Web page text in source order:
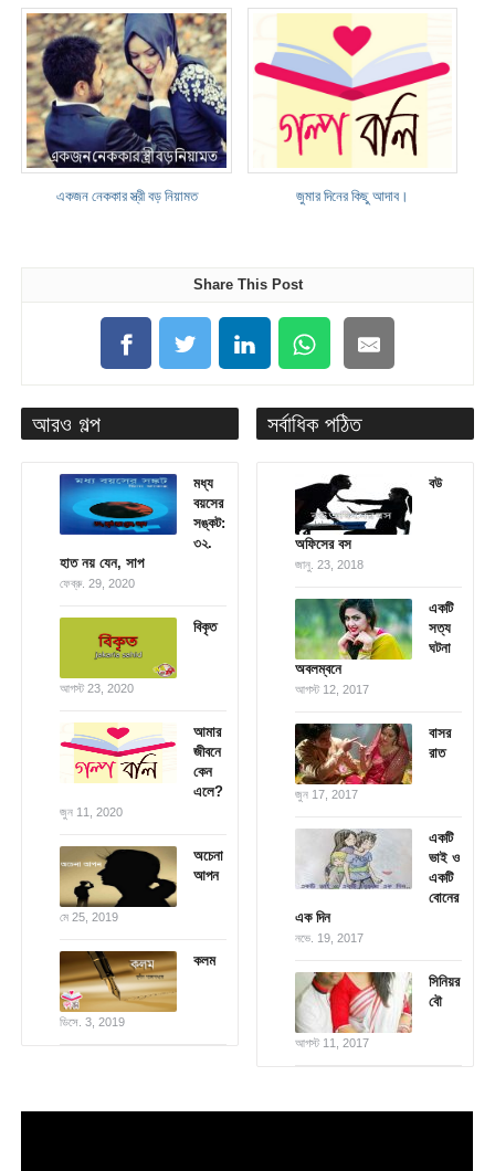
একজন নেককার স্ত্রী বড় নিয়ামত জুমার দিনের কিছু আদাব।
Share This Post
আরও গল্প
মধ্য
বয়সের
সঙ্কট:
৩২.
হাত নয় যেন, সাপ
ফেব্রু. 29, 2020
বিকৃত
আগস্ট 23, 2020
আমার
জীবনে
কেন
এলে?
জুন 11, 2020
অচেনা
আপন
মে 25, 2019
কলম
ডিসে. 3, 2019
সর্বাধিক পঠিত
বউ
অফিসের বস
জানু. 23, 2018
একটি
সত্য
ঘটনা
অবলম্বনে
আগস্ট 12, 2017
বাসর
রাত
জুন 17, 2017
একটি
ভাই ও
একটি
বোনের
এক দিন
নভে. 19, 2017
সিনিয়র
বৌ
আগস্ট 11, 2017